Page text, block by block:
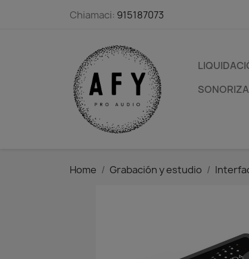
Chiamaci: 915187073
Home Grabación y estudio